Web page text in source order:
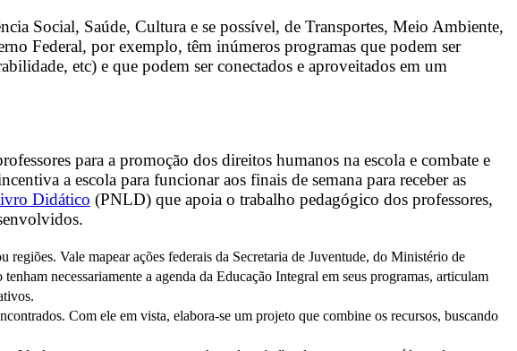
Social, Saúde, Cultura e se possível, de Transportes, Meio Ambiente,
Federal, por exemplo, têm inúmeros programas que podem ser
etc) e que podem ser conectados e aproveitados em um
para a promoção dos direitos humanos na escola e combate e
a escola para funcionar aos finais de semana para receber as
Didático (PNLD) que apoia o trabalho pedagógico dos professores,
Vale mapear ações federais da Secretaria de Juventude, do Ministério de
necessariamente a agenda da Educação Integral em seus programas, articulam
Com ele em vista, elabora-se um projeto que combine os recursos, buscando